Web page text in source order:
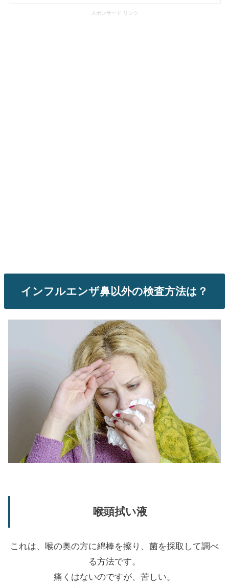
スポンサード リンク
インフルエンザ鼻以外の検査方法は？
喉頭拭い液
これは、喉の奥の方に綿棒を擦り、菌を採取して調べ
る方法です。
痛くはないのですが、苦しい。